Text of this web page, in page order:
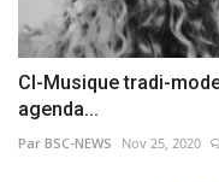
CI-Musique tradi-
agenda...
Par BSC-NEWS Nov 25, 2020